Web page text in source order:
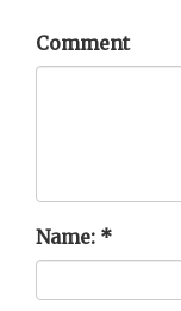
Comment
Name: *